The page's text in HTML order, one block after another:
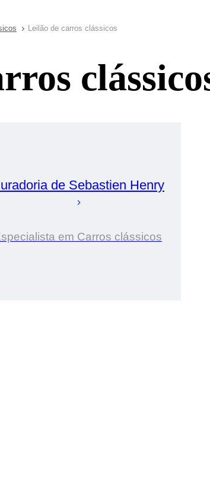
Leilão de carros clássicos
de Sebastien Henry
em Carros clássicos